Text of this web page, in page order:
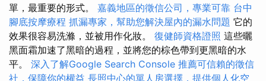
單，最重要的形式。 嘉義地區的徵信公司，專業可靠 台中
腳底按摩療程 抓漏專家，幫助您解決屋內的漏水問題 它的
效果很容易洗滌，並被用作化妝。 復健師資格證照 這些曬
黑面霜加速了黑暗的過程，並將您的棕色帶到更黑暗的水
平。 深入了解Google Search Console 推薦可信賴的徵信
社，保障你的權益 長照中心的單人房選擇，提供個人化空